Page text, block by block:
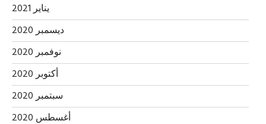
يناير 2021
ديسمبر 2020
نوفمبر 2020
أكتوبر 2020
سبتمبر 2020
أغسطس 2020